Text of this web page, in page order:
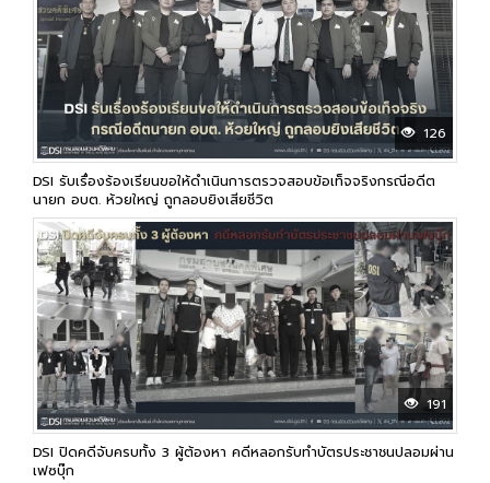
126
DSI รับเรื่องร้องเรียนขอให้ดำเนินการตรวจสอบข้อเท็จจริงกรณีอดีต
นายก อบต. ห้วยใหญ่ ถูกลอบยิงเสียชีวิต
191
DSI ปิดคดีจับครบทั้ง 3 ผู้ต้องหา คดีหลอกรับทำบัตรประชาชนปลอมผ่าน
เฟซบุ๊ก